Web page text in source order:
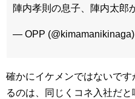
陣内孝則の息子、陣内太郎
— OPP (@kimamanikinaga)
確かにイケメンではないで
るのは、同じくコネ入社だ